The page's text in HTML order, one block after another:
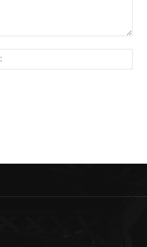
web: